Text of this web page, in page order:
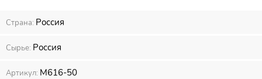
Страна: Россия
Сырье: Россия
Артикул: М616-50